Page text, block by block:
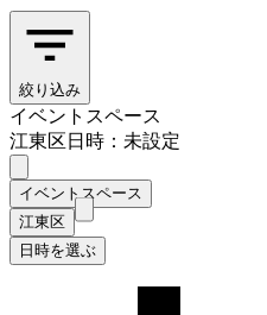
絞り込み
イベントスペース
江東区日時：未設定
イベントスペース
江東区
日時を選ぶ